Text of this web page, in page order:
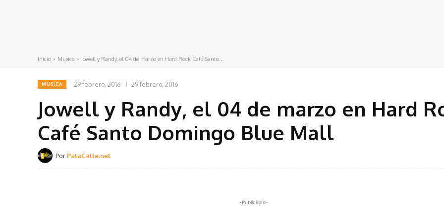
Inicio Musica Jowell y Randy, el 04 de marzo en Hard Rock Café Santo...
MUSICA 29 febrero, 2016 29 febrero, 2016
Jowell y Randy, el 04 de marzo en Hard
Café Santo Domingo Blue Mall
Por PalaCalle.net
-Publicidad-